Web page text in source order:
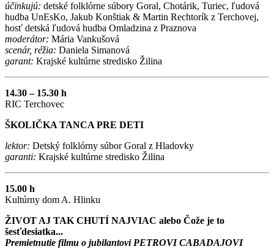
účinkujú: detské folklórne súbory Goral, Chotárik, Turiec, ľudová
hudba UnEsKo, Jakub Konštiak & Martin Rechtorík z Terchovej,
hosť detská ľudová hudba Omladzina z Praznova
moderátor: Mária Vankušová
scenár, réžia: Daniela Simanová
garant: Krajské kultúrne stredisko Žilina
14.30 – 15.30 h
RIC Terchovec
ŠKOLIČKA TANCA PRE DETI
lektor: Detský folklórny súbor Goral z Hladovky
garanti: Krajské kultúrne stredisko Žilina
15.00 h
Kultúrny dom A. Hlinku
ŽIVOT AJ TAK CHUTÍ NAJVIAC alebo Čože je to
šesťdesiatka...
Premietnutie filmu o jubilantovi PETROVI CABADAJOVI